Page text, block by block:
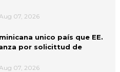
Aug 07, 2026
unico país que EE.
por solicittud de
Aug 07, 2026